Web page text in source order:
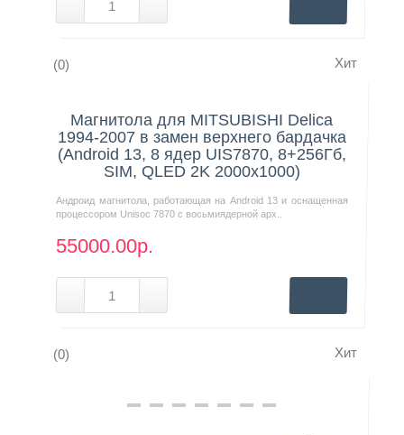
(0) Хит
Магнитола для MITSUBISHI Delica
1994-2007 в замен верхнего бардачка
(Android 13, 8 ядер UIS7870, 8+256Гб,
SIM, QLED 2K 2000x1000)
Андроид магнитола, работающая на Android 13 и оснащенная
процессором Unisoc 7870 с восьмиядерной арх..
55000.00р.
(0) Хит
Нашли дешевле?